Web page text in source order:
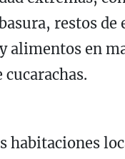
restos de
alimentos en
cucarachas.
habitaciones